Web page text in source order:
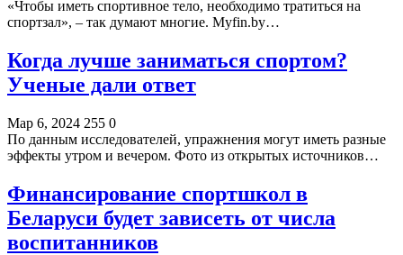
«Чтобы иметь спортивное тело, необходимо тратиться на
спортзал», – так думают многие. Myfin.by…
Когда лучше заниматься спортом?
Ученые дали ответ
Мар 6, 2024 255 0
По данным исследователей, упражнения могут иметь разные
эффекты утром и вечером. Фото из открытых источников…
Финансирование спортшкол в
Беларуси будет зависеть от числа
воспитанников